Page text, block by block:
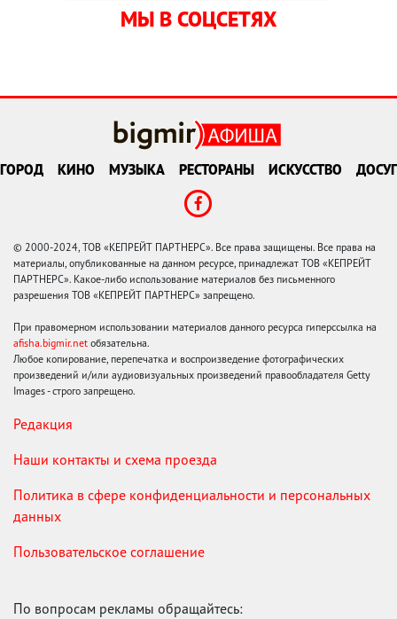
МЫ В СОЦСЕТЯХ
ГОРОД КИНО МУЗЫКА РЕСТОРАНЫ ИСКУССТВО ДОСУГ
© 2000-2024, ТОВ «КЕПРЕЙТ ПАРТНЕРС». Все права защищены. Все права на
материалы, опубликованные на данном ресурсе, принадлежат ТОВ «КЕПРЕЙТ
ПАРТНЕРС». Какое-либо использование материалов без письменного
разрешения ТОВ «КЕПРЕЙТ ПАРТНЕРС» запрещено.
При правомерном использовании материалов данного ресурса гиперссылка на
afisha.bigmir.net обязательна.
Любое копирование, перепечатка и воспроизведение фотографических
произведений и/или аудиовизуальных произведений правообладателя Getty
Images - строго запрещено.
Редакция
Наши контакты и схема проезда
Политика в сфере конфиденциальности и персональных
данных
Пользовательское соглашение
По вопросам рекламы обращайтесь: